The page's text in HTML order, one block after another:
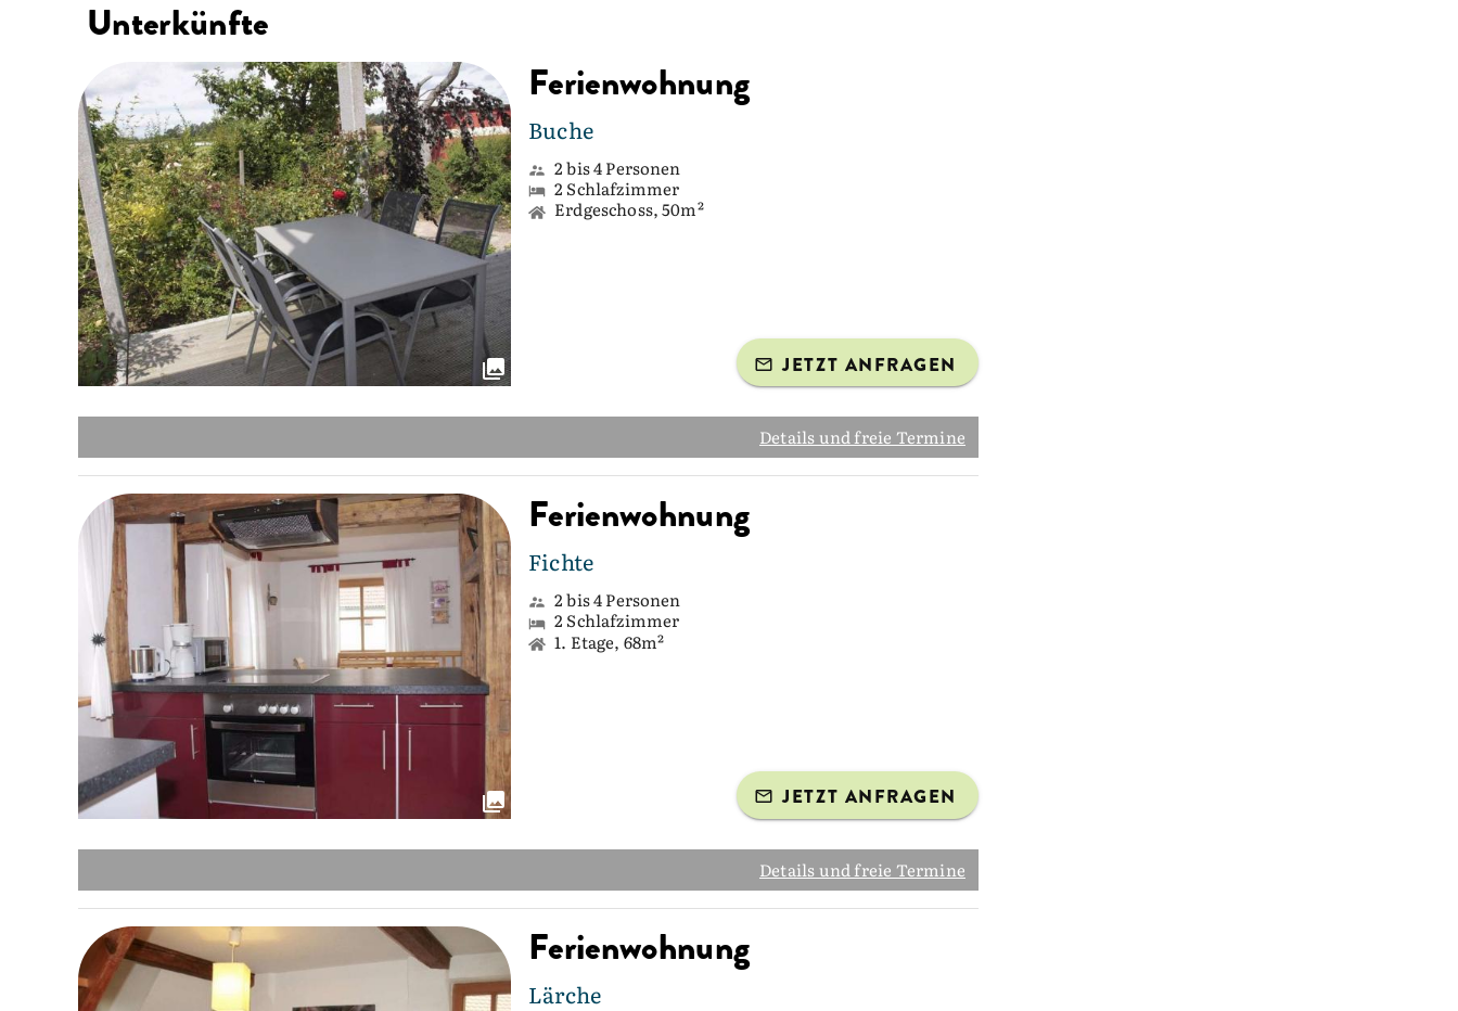
Unterkünfte
Ferienwohnung
Buche
2 bis 4 Personen
2 Schlafzimmer
Erdgeschoss, 50m²
JETZT ANFRAGEN
Details und freie Termine
Ferienwohnung
Fichte
2 bis 4 Personen
2 Schlafzimmer
1. Etage, 68m²
JETZT ANFRAGEN
Details und freie Termine
Ferienwohnung
Lärche